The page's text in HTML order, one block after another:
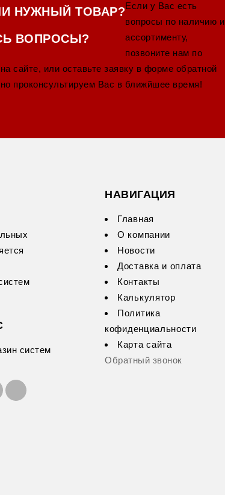
НУЖНЫЙ ТОВАР?
ВОПРОСЫ?
Если у Вас есть
вопросы по наличию и
ассортименту,
позвоните нам по
сайте, или оставьте заявку в форме обратной
проконсультируем Вас в ближйшее время!
НАВИГАЦИЯ
Главная
О компании
Новости
Доставка и оплата
Контакты
Калькулятор
Политика
кофиденциальности
Карта сайта
Обратный звонок